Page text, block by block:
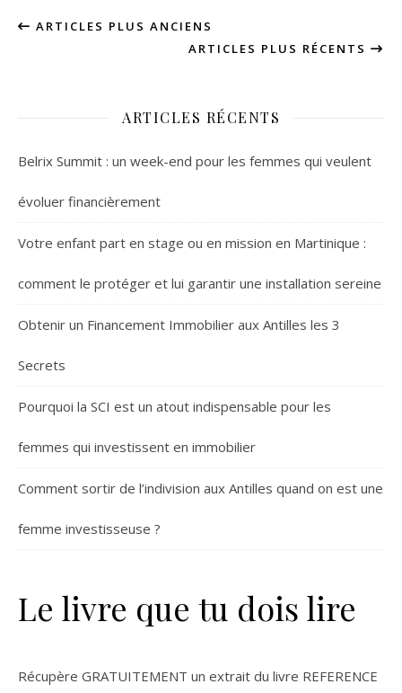
ARTICLES PLUS ANCIENS
ARTICLES PLUS RÉCENTS
ARTICLES RÉCENTS
Belrix Summit : un week-end pour les femmes qui veulent
évoluer financièrement
Votre enfant part en stage ou en mission en Martinique :
comment le protéger et lui garantir une installation sereine
Obtenir un Financement Immobilier aux Antilles les 3
Secrets
Pourquoi la SCI est un atout indispensable pour les
femmes qui investissent en immobilier
Comment sortir de l’indivision aux Antilles quand on est une
femme investisseuse ?
Le livre que tu dois lire
Récupère GRATUITEMENT un extrait du livre REFERENCE